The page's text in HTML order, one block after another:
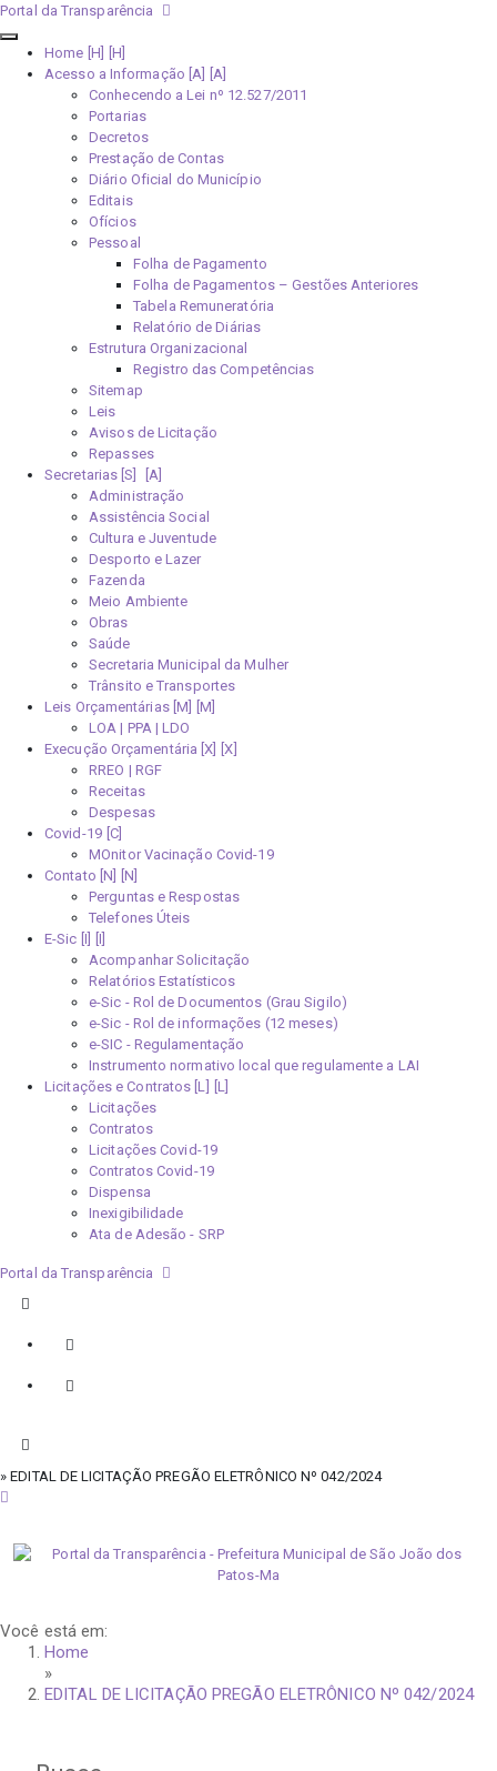
Portal da Transparência
Home [H]
Acesso a Informação [A]
Conhecendo a Lei nº 12.527/2011
Portarias
Decretos
Prestação de Contas
Diário Oficial do Município
Editais
Ofícios
Pessoal
Folha de Pagamento
Folha de Pagamentos – Gestões Anteriores
Tabela Remuneratória
Relatório de Diárias
Estrutura Organizacional
Registro das Competências
Sitemap
Leis
Avisos de Licitação
Repasses
Secretarias [S]
Administração
Assistência Social
Cultura e Juventude
Desporto e Lazer
Fazenda
Meio Ambiente
Obras
Saúde
Secretaria Municipal da Mulher
Trânsito e Transportes
Leis Orçamentárias [M]
LOA | PPA | LDO
Execução Orçamentária [X]
RREO | RGF
Receitas
Despesas
Covid-19
MOnitor Vacinação Covid-19
Contato [N]
Perguntas e Respostas
Telefones Úteis
E-Sic [I]
Acompanhar Solicitação
Relatórios Estatísticos
e-Sic - Rol de Documentos (Grau Sigilo)
e-Sic - Rol de informações (12 meses)
e-SIC - Regulamentação
Instrumento normativo local que regulamente a LAI
Licitações e Contratos [L]
Licitações
Contratos
Licitações Covid-19
Contratos Covid-19
Dispensa
Inexigibilidade
Ata de Adesão - SRP
Portal da Transparência
» EDITAL DE LICITAÇÃO PREGÃO ELETRÔNICO Nº 042/2024
Você está em:
Home
»
EDITAL DE LICITAÇÃO PREGÃO ELETRÔNICO Nº 042/2024